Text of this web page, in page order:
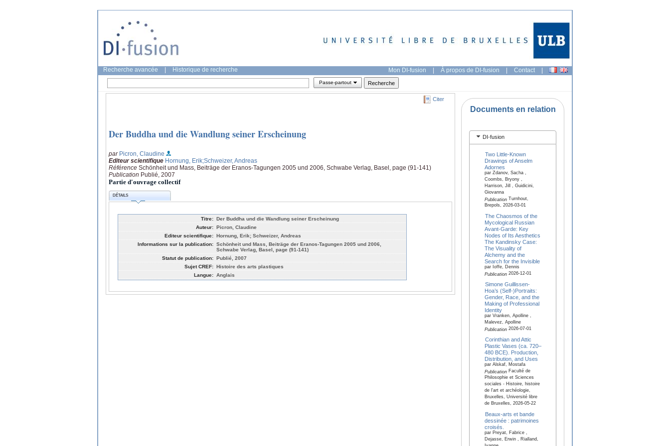
Recherche avancée Historique de recherche Mon DI-fusion | À propos de DI-fusion | Contact |
Passe-partout
Citer
Der Buddha und die Wandlung seiner Erscheinung
par Picron, Claudine
Editeur scientifique Hornung, Erik;Schweizer, Andreas
Référence Schönheit und Mass, Beiträge der Eranos-Tagungen 2005 und 2006, Schwabe Verlag, Basel, page (91-141)
Publication Publié, 2007
Partie d'ouvrage collectif
DÉTAILS
Titre: Der Buddha und die Wandlung seiner Erscheinung
Auteur: Picron, Claudine
Editeur scientifique: Hornung, Erik; Schweizer, Andreas
Informations sur la publication: Schönheit und Mass, Beiträge der Eranos-Tagungen 2005 und 2006,
Schwabe Verlag, Basel, page (91-141)
Statut de publication: Publié, 2007
Sujet CREF: Histoire des arts plastiques
Langue: Anglais
Documents en relation
DI-fusion
Two Little-Known
Drawings of Anselm
Adornes
par Zdanov, Sacha ,
Coombs, Bryony ,
Harrison, Jill , Guidicini,
Giovanna
PublicationTurnhout,
Brepols, 2026-03-01
The Chaosmos of the
Mycological Russian
Avant-Garde: Key
Nodes of Its Aesthetics
The Kandinsky Case:
The Visuality of
Alchemy and the
Search for the Invisible
par Ioffe, Dennis
Publication2026-12-01
Simone Guillissen-
Hoa’s (Self-)Portraits:
Gender, Race, and the
Making of Professional
Identity
par Vranken, Apolline ,
Malevez, Apolline
Publication2026-07-01
Corinthian and Attic
Plastic Vases (ca. 720–
480 BCE). Production,
Distribution, and Uses
par Alskaf, Mostafa
PublicationFaculté de
Philosophie et Sciences
sociales - Histoire, histoire
de l'art et archéologie,
Bruxelles, Université libre
de Bruxelles, 2026-05-22
Beaux-arts et bande
dessinée : patrimoines
croisés.
par Preyat, Fabrice ,
Dejasse, Erwin , Rialland,